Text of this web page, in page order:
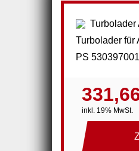
Turbolader für
PS
inkl. 19% MwSt.